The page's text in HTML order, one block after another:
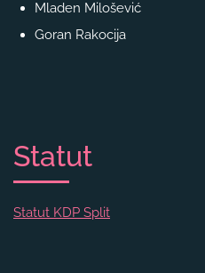
Mladen Milošević
Goran Rakocija
Statut
Statut KDP Split